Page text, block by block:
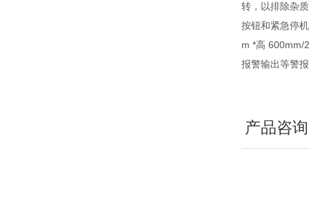
转，以排除杂
按钮和紧急停
m *高 600mm/
报警输出等警
产品咨询